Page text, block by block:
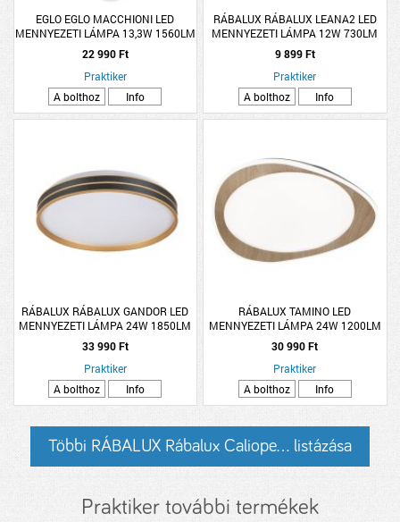
EGLO EGLO MACCHIONI LED
MENNYEZETI LÁMPA 13,3W 1560LM
4000K IP20 40X12CM
FEHÉR/KRISTÁLY
22 990 Ft
Praktiker
A bolthoz
Info
RÁBALUX RÁBALUX LEANA2 LED
MENNYEZETI LÁMPA 12W 730LM
3000K IP20 26CM BÜKKFA
9 899 Ft
Praktiker
A bolthoz
Info
RÁBALUX RÁBALUX GANDOR LED
MENNYEZETI LÁMPA 24W 1850LM
3000-6500K IP20 39CM FEKETE
33 990 Ft
Praktiker
A bolthoz
Info
RÁBALUX TAMINO LED
MENNYEZETI LÁMPA 24W 1200LM
4000K IP20 45CM BÜKK
30 990 Ft
Praktiker
A bolthoz
Info
Többi RÁBALUX Rábalux Caliope... listázása
Praktiker további termékek